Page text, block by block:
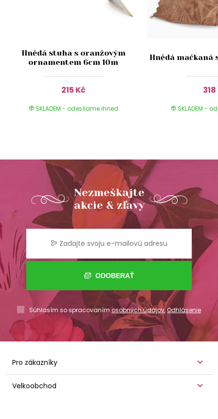
Hnědá stuha s oranžovým
ornamentem 6cm 10m
215 Kč
SKLADEM - odesílame ihned
Hnědá mačkaná
SKLADEM -
Nezmeškajte
akcie & zľavy
ODOBERAŤ
Súhlasím so spracovaním osobných údajov,Odhlásenie
Pro zákazníky
Velkoobchod